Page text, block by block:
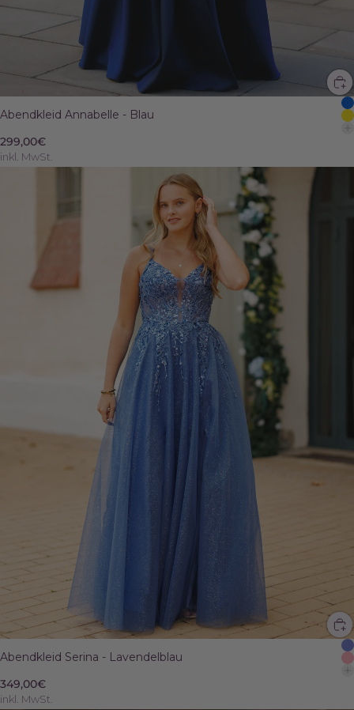
Abendkleid Annabelle - Blau
299,00€
inkl. MwSt.
Abendkleid Serina - Lavendelblau
349,00€
inkl. MwSt.